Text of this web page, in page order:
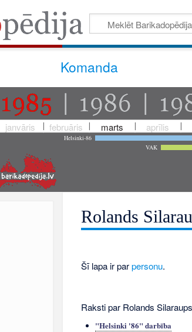
Komanda
janvāris februāris marts aprīlis
Helsinki-86
VAK
Rolands
Šī lapa ir parpersonu.
Raksti par Rolands
"Helsinki '86" darbība